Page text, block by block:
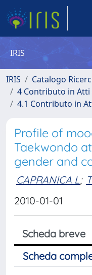
IRIS
IRIS
Catalogo
4 Contributo in Atti
4.1 Contributo in
Profile of
Taekwondo
gender and
CAPRANICA L;
2010-01-01
Scheda breve
Scheda